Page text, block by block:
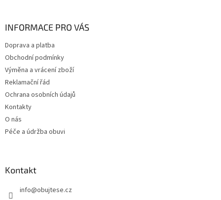
INFORMACE PRO VÁS
Doprava a platba
Obchodní podmínky
Výměna a vrácení zboží
Reklamační řád
Ochrana osobních údajů
Kontakty
O nás
Péče a údržba obuvi
Kontakt
info@obujtese.cz